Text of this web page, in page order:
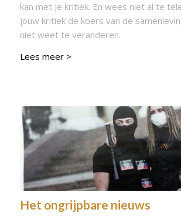
kan met je kritiek. En wees niet al te
jouw kritiek de koers van de
niet weet te veranderen.
Lees meer >
Het ongrijpbare nieuws